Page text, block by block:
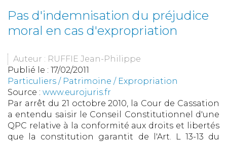
Pas d'indemnisation du préjudice
moral en cas d'expropriation
Auteur : RUFFIE Jean-Philippe
Publié le : 17/02/2011
Particuliers / Patrimoine / Expropriation
Source : www.eurojuris.fr
Par arrêt du 21 octobre 2010, la Cour de Cassation
a entendu saisir le Conseil Constitutionnel d'une
QPC relative à la conformité aux droits et libertés
que la constitution garantit de l'Art. L 13-13 du